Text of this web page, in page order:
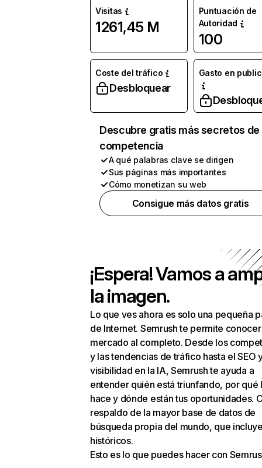
Visitas
1261,45 M
Puntuación de
Autoridad
100
Coste del tráfico
Desbloquear
Gasto en
Descubre gratis más secretos de
competencia
A qué palabras clave se dirigen
Sus páginas más importantes
Cómo monetizan su web
Consigue más datos gratis
¡Espera! Vamos a
la imagen.
Lo que ves ahora es solo una pequeña
de Internet. Semrush te permite
mercado al completo. Desde los
y las tendencias de tráfico hasta el SEO
visibilidad en la IA, Semrush te ayuda a
entender quién está triunfando, por qué
hace y dónde están tus oportunidades.
respaldo de la mayor base de datos de
búsqueda propia del mundo, que
históricos.
Esto es lo que puedes hacer con